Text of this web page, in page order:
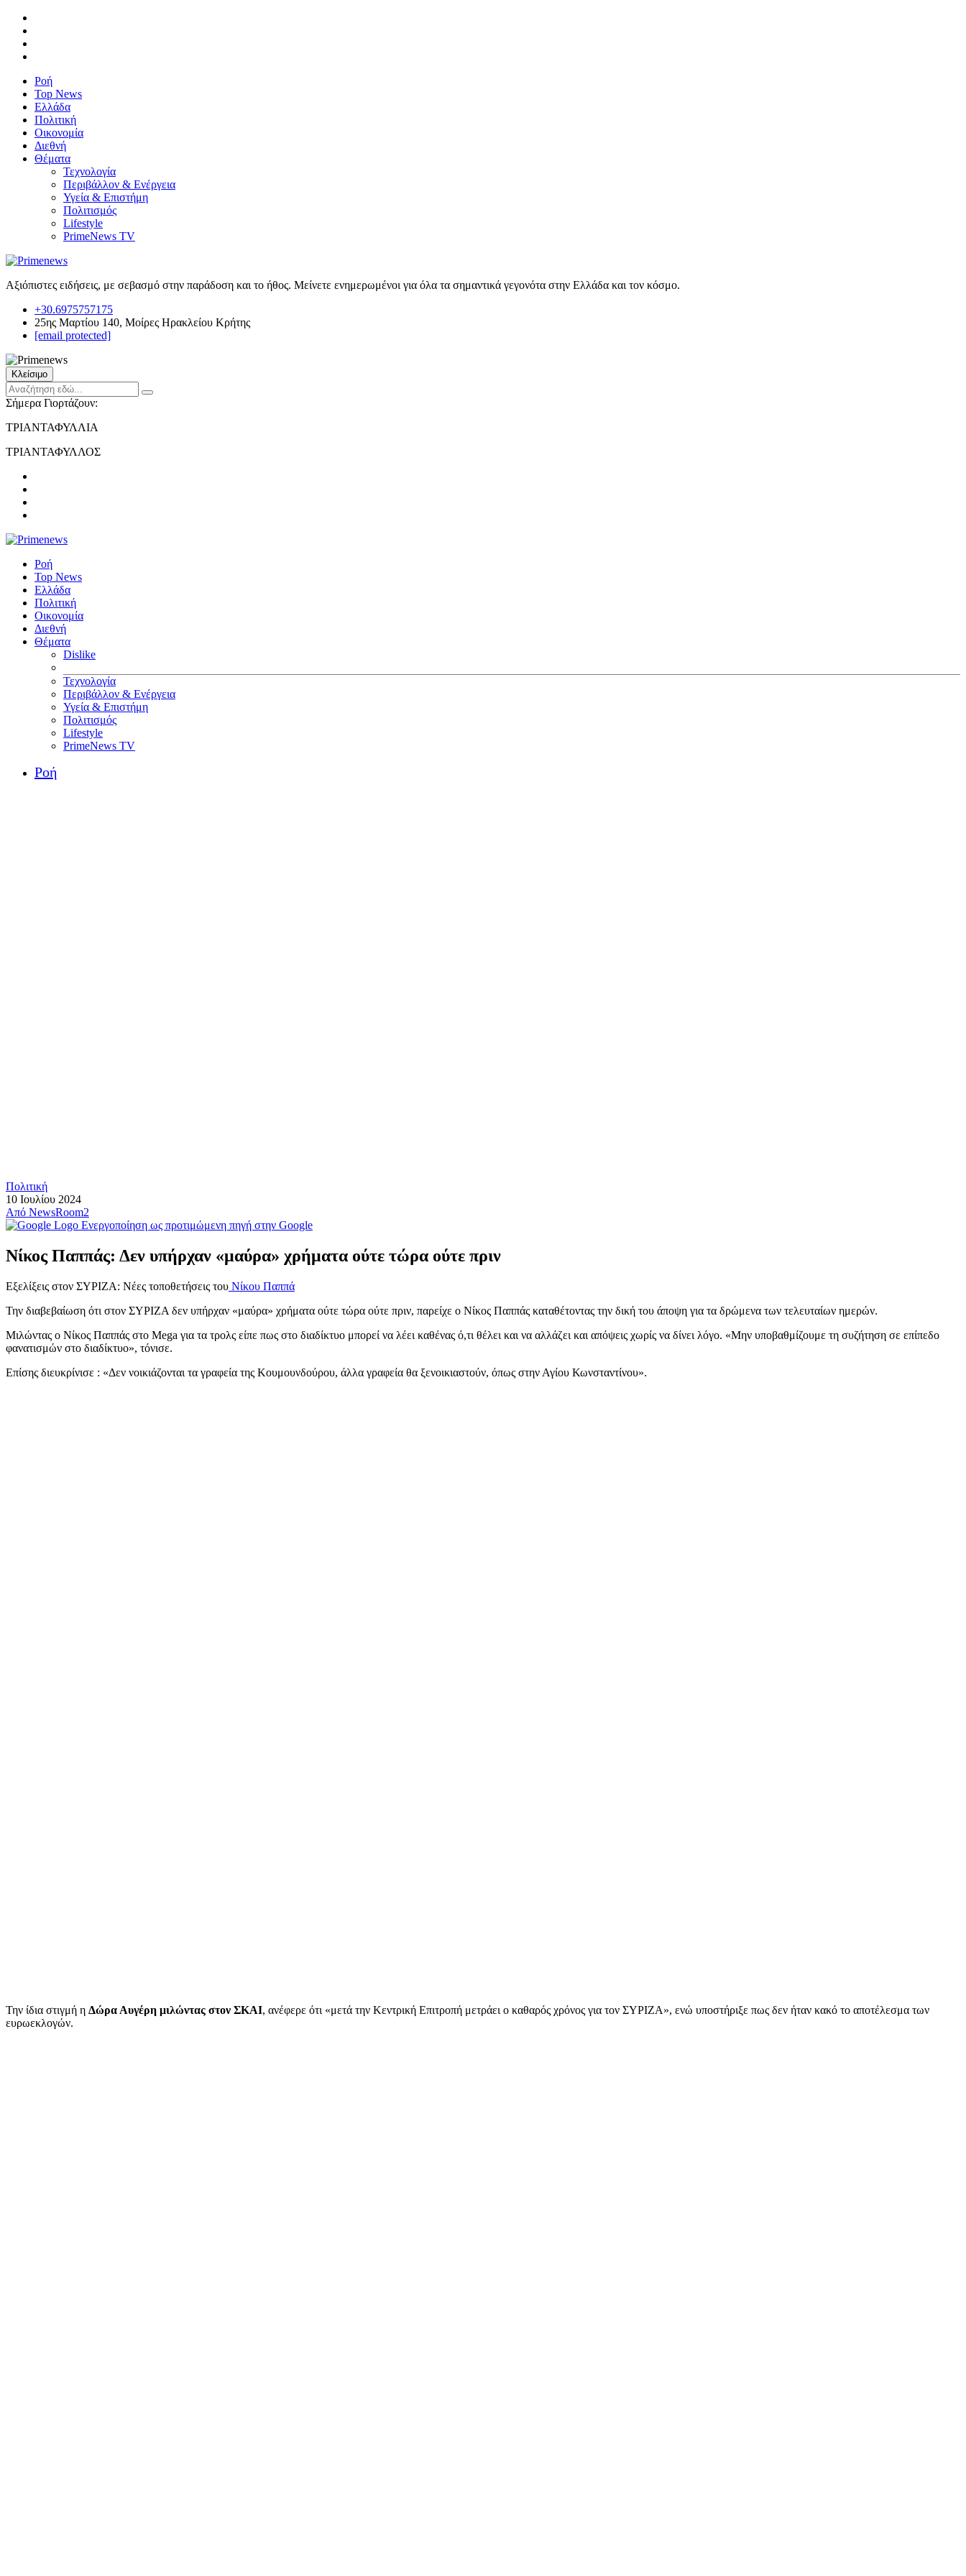
Ροή
Top News
Ελλάδα
Πολιτική
Οικονομία
Διεθνή
Θέματα
Τεχνολογία
Περιβάλλον & Ενέργεια
Υγεία & Επιστήμη
Πολιτισμός
Lifestyle
PrimeNews TV
Αξιόπιστες ειδήσεις, με σεβασμό στην παράδοση και το ήθος. Μείνετε ενημερωμένοι για όλα τα σημαντικά γεγονότα στην Ελλάδα και τον κόσμο.
+30.6975757175
25ης Μαρτίου 140, Μοίρες Ηρακλείου Κρήτης
[email protected]
Κλείσιμο
Σήμερα Γιορτάζουν:
ΤΡΙΑΝΤΑΦΥΛΛΙΑ
ΤΡΙΑΝΤΑΦΥΛΛΟΣ
Ροή
Top News
Ελλάδα
Πολιτική
Οικονομία
Διεθνή
Θέματα
Dislike
Τεχνολογία
Περιβάλλον & Ενέργεια
Υγεία & Επιστήμη
Πολιτισμός
Lifestyle
PrimeNews TV
Ροή
Πολιτική
10 Ιουλίου 2024
Από NewsRoom2
Ενεργοποίηση ως προτιμώμενη πηγή στην Google
Νίκος Παππάς: Δεν υπήρχαν «μαύρα» χρήματα ούτε τώρα ούτε πριν
Εξελίξεις στον ΣΥΡΙΖΑ: Νέες τοποθετήσεις του Νίκου Παππά
Την διαβεβαίωση ότι στον ΣΥΡΙΖΑ δεν υπήρχαν «μαύρα» χρήματα ούτε τώρα ούτε πριν, παρείχε ο Νίκος Παππάς καταθέτοντας την δική του άποψη για τα δρώμενα των τελευταίων ημερών.
Μιλώντας ο Νίκος Παππάς στο Mega για τα τρολς είπε πως στο διαδίκτυο μπορεί να λέει καθένας ό,τι θέλει και να αλλάζει και απόψεις χωρίς να δίνει λόγο. «Μην υποβαθμίζουμε τη συζήτηση σε επίπεδο
φανατισμών στο διαδίκτυο», τόνισε.
Επίσης διευκρίνισε : «Δεν νοικιάζονται τα γραφεία της Κουμουνδούρου, άλλα γραφεία θα ξενοικιαστούν, όπως στην Αγίου Κωνσταντίνου».
Την ίδια στιγμή η Δώρα Αυγέρη μιλώντας στον ΣΚΑΙ, ανέφερε ότι «μετά την Κεντρική Επιτροπή μετράει ο καθαρός χρόνος για τον ΣΥΡΙΖΑ», ενώ υποστήριξε πως δεν ήταν κακό το αποτέλεσμα των
ευρωεκλογών.